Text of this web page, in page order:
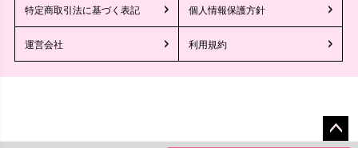
特定商取引法に基づく表記 個人情報保護方針
運営会社 利用規約